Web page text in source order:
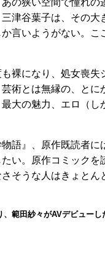
津谷葉子は、その
言いようがない。
裸になり、処女喪
術とは無縁の、と
大の魅力、エロ（
語』、原作既読者
い。原作コミック
そうな人はきょと
範田紗々がAVデビュー